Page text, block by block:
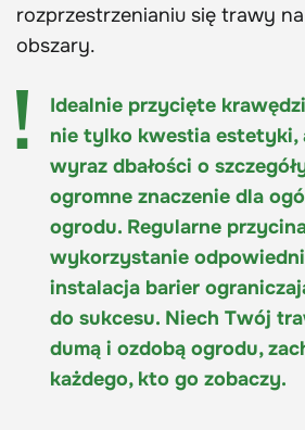
rozprzestrzenianiu się trawy
obszary.
Idealnie przycięte
nie tylko kwestia estetyki,
wyraz dbałości o
ogromne znaczenie dla
ogrodu. Regularne
wykorzystanie
instalacja barier
do sukcesu. Niech Twój
dumą i ozdobą ogrodu,
każdego, kto go zobaczy.